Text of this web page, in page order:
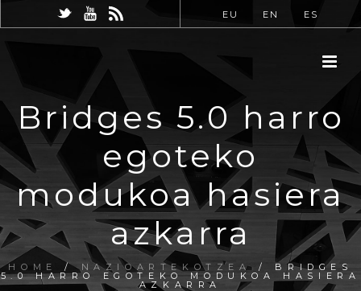
EU EN ES
Bridges 5.0 harro
egoteko
modukoa hasiera
azkarra
HOME / NAZIOARTEKOTZEA/ BRIDGES
5.0 HARRO EGOTEKO MODUKOA HASIERA
AZKARRA